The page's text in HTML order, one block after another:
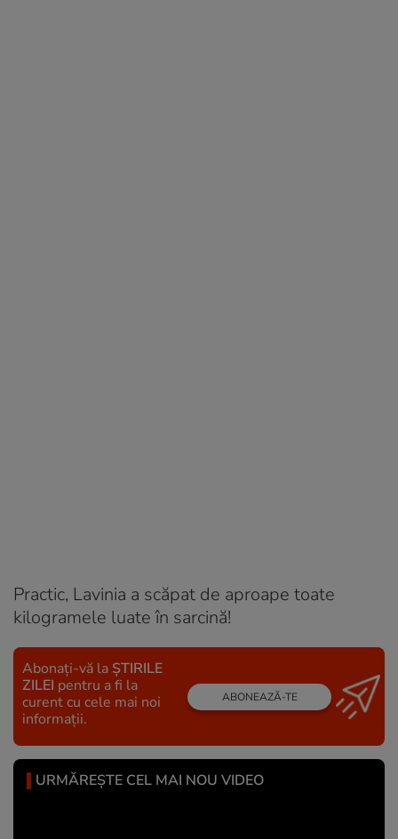
Practic, Lavinia a scăpat de aproape toate
kilogramele luate în sarcină!
Abonați-vă la ȘTIRILE
ZILEI pentru a fi la
curent cu cele mai noi
informații.
ABONEAZĂ-TE
URMĂREȘTE CEL MAI NOU VIDEO